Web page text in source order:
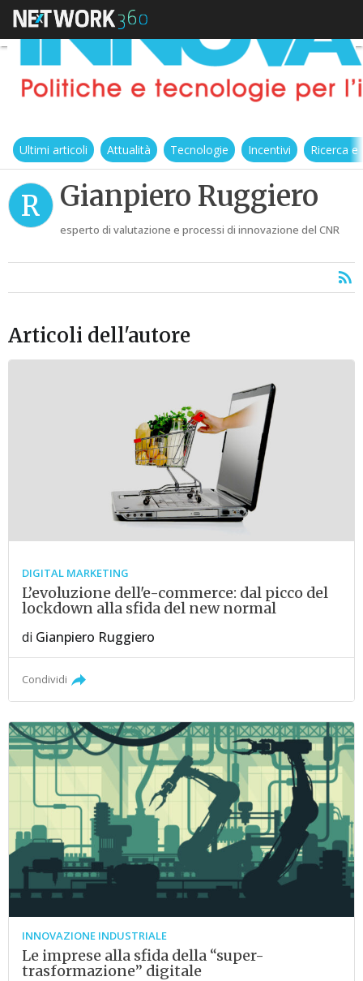
Ultimi articoli Attualità Tecnologie Incentivi Ricerca
R Gianpiero Ruggiero
esperto di valutazione e processi di innovazione del CNR
Articoli dell'autore
DIGITAL MARKETING
L’evoluzione dell'e-commerce: dal picco del
lockdown alla sfida del new normal
di Gianpiero Ruggiero
Condividi
INNOVAZIONE INDUSTRIALE
Le imprese alla sfida della “super-
trasformazione” digitale